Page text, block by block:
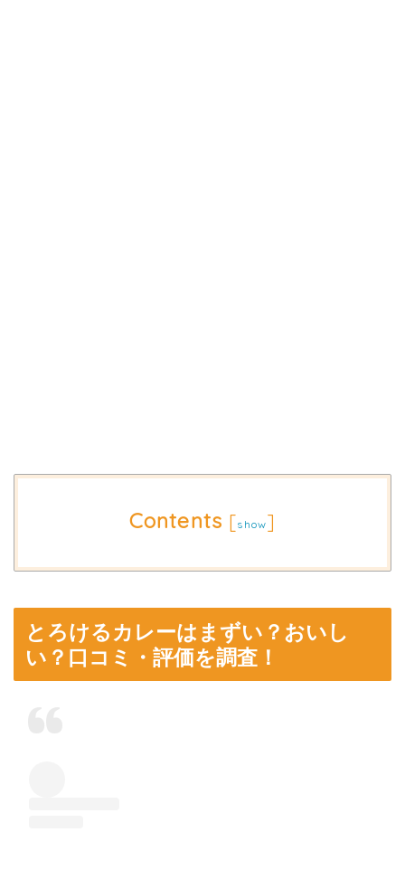
Contents [show]
とろけるカレーはまずい？おいし
い？口コミ・評価を調査！